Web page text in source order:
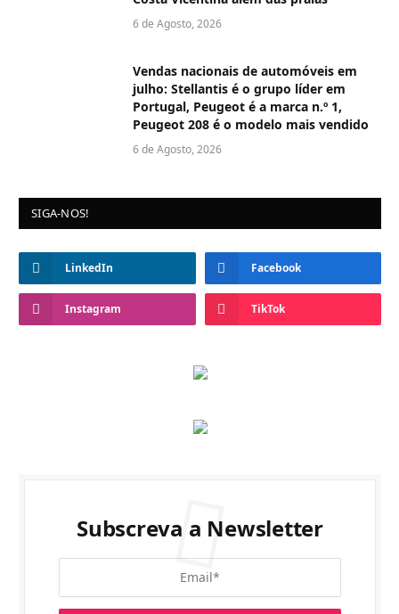
6 de Agosto, 2026
Vendas nacionais de automóveis em
julho: Stellantis é o grupo líder em
Portugal, Peugeot é a marca n.º 1,
Peugeot 208 é o modelo mais vendido
6 de Agosto, 2026
SIGA-NOS!
LinkedIn Facebook
Instagram TikTok
Subscreva a Newsletter